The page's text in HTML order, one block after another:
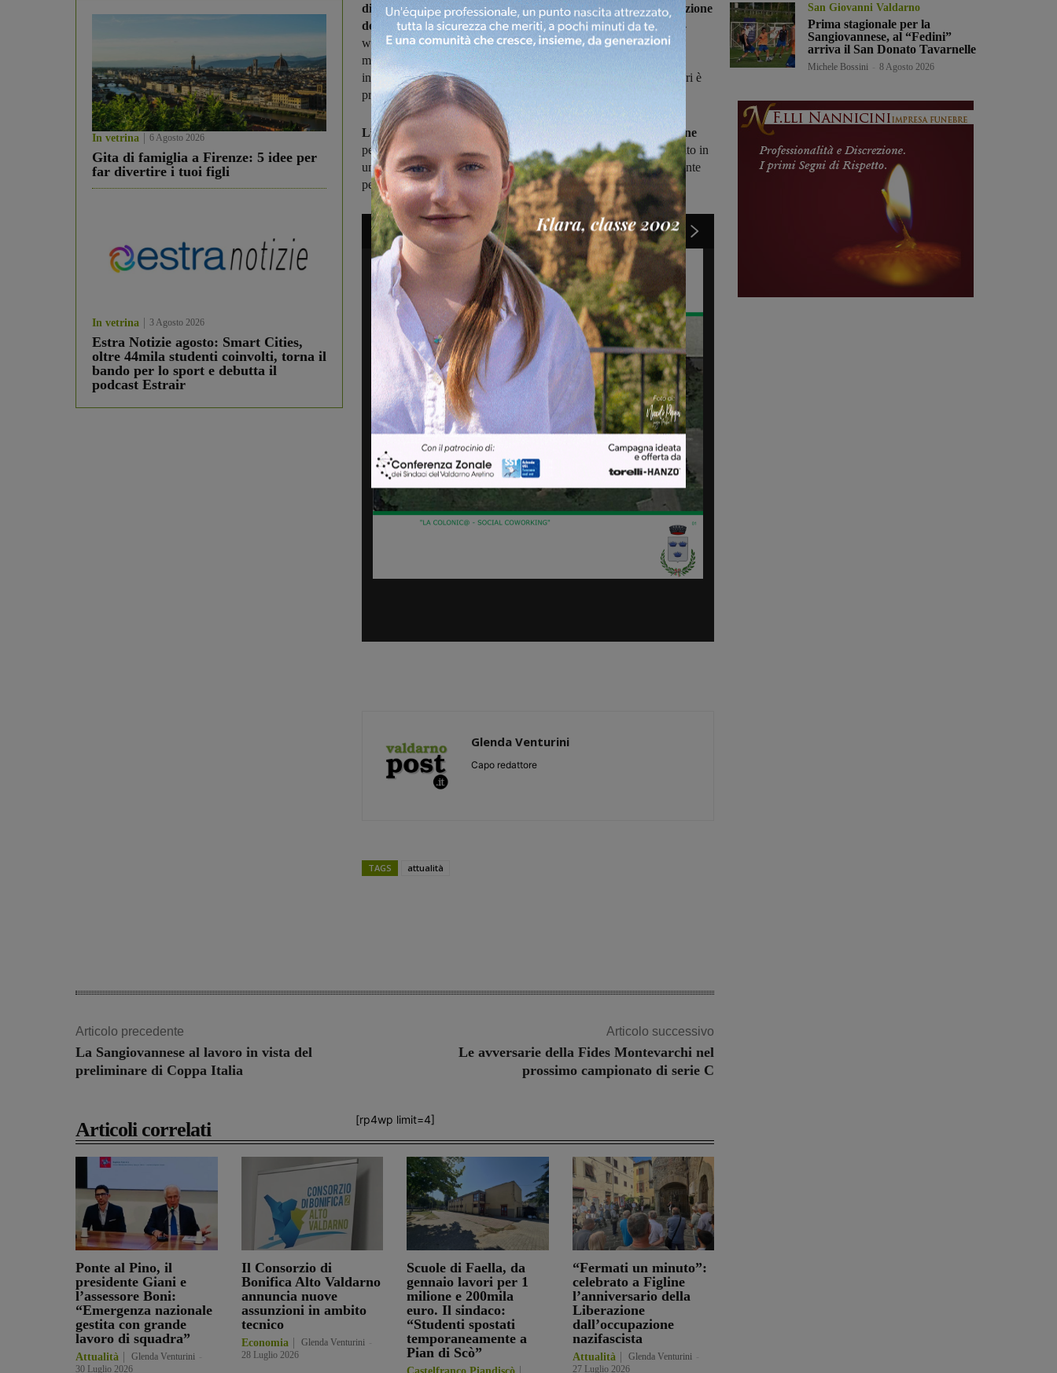
In vetrina 6 Agosto 2026
Gita di famiglia a Firenze: 5 idee per
far divertire i tuoi figli
In vetrina 3 Agosto 2026
Estra Notizie agosto: Smart Cities,
oltre 44mila studenti coinvolti, torna il
bando per lo sport e debutta il
podcast Estrair
di far tornare ad essere la vecchia colonica un luogo a disposizione
dei rignanesi.Nell’ex colonica verranno realizzate postazioni co-
working, altri spazi per eventi e formazione legati al territorio, al
mondo del lavoro giovanile e delle associazioni. Insomma, un
incubatore di impresa e spazi per la socialità. La partenza dei lavori è
prevista nel 2025.
L’amministrazione comunale di Rignano esprime soddisfazione
per un’operazione che riguarda un edificio storico del paese inserito in
un’area, quella industriale, che sta diventando sempre più importante
per il tessuto urbano e produttivo del paese.
1di 4
Glenda Venturini
Capo redattore
TAGS attualità
Articolo precedente
La Sangiovannese al lavoro in vista del
preliminare di Coppa Italia
Articolo successivo
Le avversarie della Fides Montevarchi nel
prossimo campionato di serie C
[rp4wp limit=4]
Articoli correlati
Ponte al Pino, il
presidente Giani e
l’assessore Boni:
“Emergenza nazionale
gestita con grande
lavoro di squadra”
Attualità Glenda Venturini
30 Luglio 2026
Il Consorzio di
Bonifica Alto Valdarno
annuncia nuove
assunzioni in ambito
tecnico
Economia Glenda Venturini
28 Luglio 2026
Scuole di Faella, da
gennaio lavori per 1
milione e 200mila
euro. Il sindaco:
“Studenti spostati
temporaneamente a
Pian di Scò”
“Fermati un minuto”:
celebrato a Figline
l’anniversario della
Liberazione
dall’occupazione
nazifascista
Attualità Glenda Venturini
27 Luglio 2026
San Giovanni Valdarno
Prima stagionale per la
Sangiovannese, al “Fedini”
arriva il San Donato Tavarnelle
Michele Bossini 8 Agosto 2026